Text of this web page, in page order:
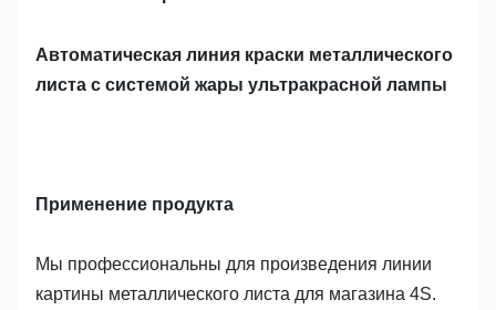
Автоматическая линия краски металлического
листа с системой жары ультракрасной лампы
Применение продукта
Мы профессиональны для произведения линии
картины металлического листа для магазина 4S.